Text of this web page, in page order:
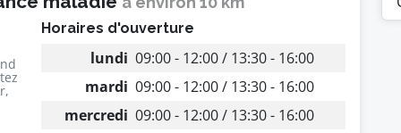
Horaires d'ouverture
lundi 09:00 - 12:00 / 13:30 - 16:00
mardi 09:00 - 12:00 / 13:30 - 16:00
mercredi 09:00 - 12:00 / 13:30 - 16:00